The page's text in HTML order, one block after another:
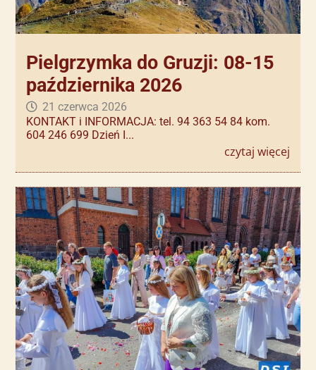
Pielgrzymka do Gruzji: 08-15
października 2026
21 czerwca 2026
KONTAKT i INFORMACJA: tel. 94 363 54 84 kom.
604 246 699 Dzień I...
czytaj więcej